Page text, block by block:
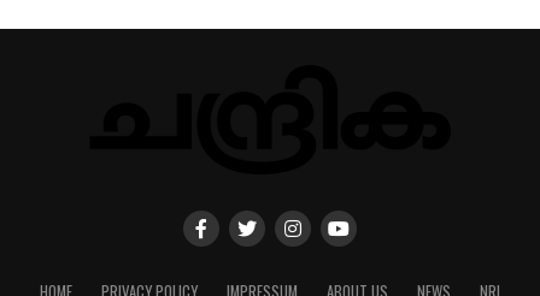
HOME PRIVACY POLICY IMPRESSUM ABOUT US NEWS NRI